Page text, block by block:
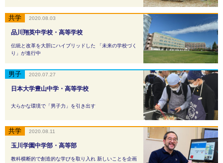
品川翔英中学校・高等学校
伝統と改革を大胆にハイブリッドした 「未来の学校づく
り」が進行中
2020.08.03
日本大学豊山中学・高等学校
大らかな環境で「男子力」を引き出す
2020.07.27
玉川学園中学部・高等部
教科横断的で創造的な学びを取り入れ 新しいことを企画
2020.08.11